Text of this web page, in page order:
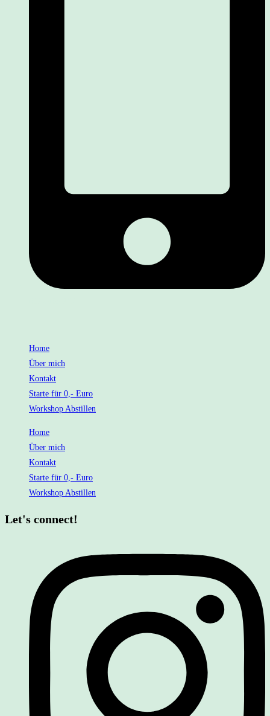
Home
Über mich
Kontakt
Starte für 0,- Euro
Workshop Abstillen
Home
Über mich
Kontakt
Starte für 0,- Euro
Workshop Abstillen
Let's connect!